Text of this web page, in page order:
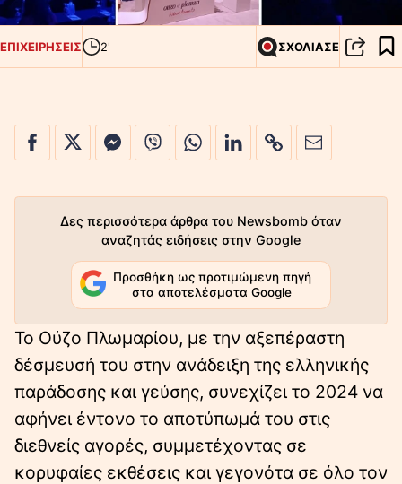
ΕΠΙΧΕΙΡΗΣΕΙΣ 2' ΣΧΟΛΙΑΣΕ
Δες περισσότερα άρθρα του Newsbomb όταν
αναζητάς ειδήσεις στην Google
Προσθήκη ως προτιμώμενη πηγή
στα αποτελέσματα Google
Το Ούζο Πλωμαρίου, με την αξεπέραστη
δέσμευσή του στην ανάδειξη της ελληνικής
παράδοσης και γεύσης, συνεχίζει το 2024 να
αφήνει έντονο το αποτύπωμά του στις
διεθνείς αγορές, συμμετέχοντας σε
κορυφαίες εκθέσεις και γεγονότα σε όλο τον